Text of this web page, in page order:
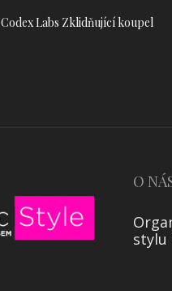
Codex Labs Zklidňující koupel
O
stylu